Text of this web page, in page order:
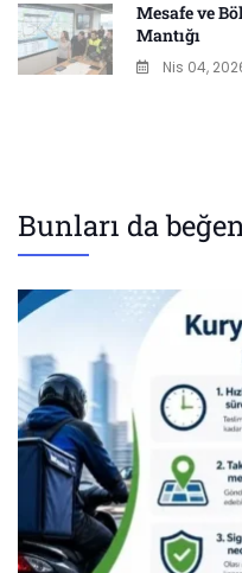
Mesafe ve
Mantığı
Nis 04,
Bunları da